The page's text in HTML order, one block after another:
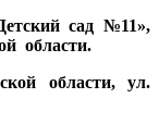
сад №11»,
области.
области, ул.